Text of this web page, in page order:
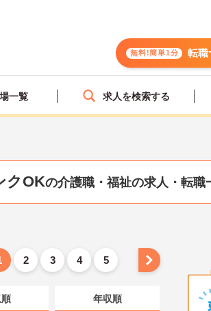
無料!簡単1分 転職
一覧 求人を検索する
クOKの介護職・福祉の求人・転職
2 3 4 5
順 年収順